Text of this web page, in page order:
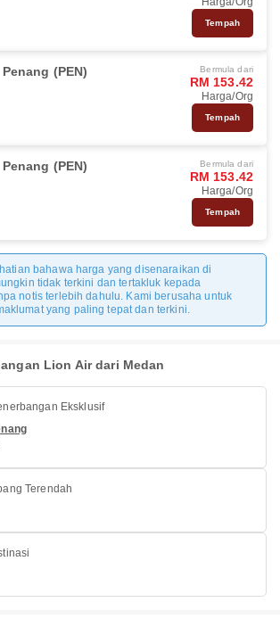
Tempah
Penang (PEN) Bermula dari
RM 153.42
Harga/Org
Tempah
Penang (PEN) Bermula dari
RM 153.42
Harga/Org
Tempah
bahawa harga yang disenaraikan di
tidak terkini dan tertakluk kepada
notis terlebih dahulu. Kami berusaha untuk
yang paling tepat dan terkini.
Lion Air dari Medan
Eksklusif
Terendah